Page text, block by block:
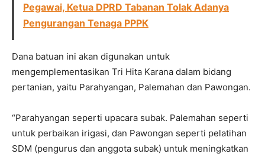
Pegawai, Ketua DPRD Tabanan Tolak Adanya
Pengurangan Tenaga PPPK
Dana batuan ini akan digunakan untuk
mengemplementasikan Tri Hita Karana dalam bidang
pertanian, yaitu Parahyangan, Palemahan dan Pawongan.
“Parahyangan seperti upacara subak. Palemahan seperti
untuk perbaikan irigasi, dan Pawongan seperti pelatihan
SDM (pengurus dan anggota subak) untuk meningkatkan